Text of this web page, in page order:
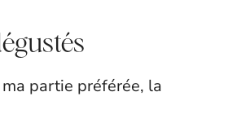
partie préférée, la